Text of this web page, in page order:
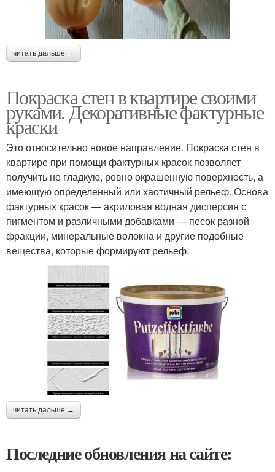
читать дальше →
Покраска стен в квартире своими
руками. Декоративные фактурные
краски
Это относительно новое направление. Покраска стен в
квартире при помощи фактурных красок позволяет
получить не гладкую, ровно окрашенную поверхность, а
имеющую определенный или хаотичный рельеф. Основа
фактурных красок — акриловая водная дисперсия с
пигментом и различными добавками — песок разной
фракции, минеральные волокна и другие подобные
вещества, которые формируют рельеф.
читать дальше →
Последние обновления на сайте: